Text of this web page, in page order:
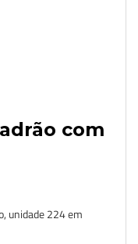
com
unidade 224 em